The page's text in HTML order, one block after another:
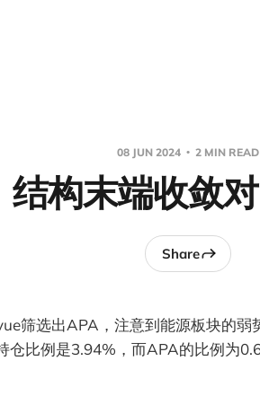
08 JUN 2024 2 MIN READ
结构末端收敛
Share
筛选出APA，注意到能源板块的弱
仓比例是3.94%，而APA的比例为